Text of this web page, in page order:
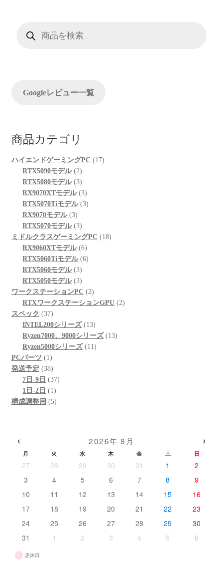
Googleレビュー一覧
商品カテゴリ
ハイエンドゲーミングPC 1717
RTX5090モデル 22
個
の
商
RTX5080モデル 33
個
の
品
RX9070XTモデル 33
個
品
RTX5070Tiモデル 33
商
品
RX9070モデル 33
個
の
商
品
RTX5070モデル 33
個
の
商
品
ミドルクラスゲーミングPC 1818
RX9060XTモデル 66
個
品
RTX5060Tiモデル 66
商
品
RTX5060モデル 33
個
の
商
RTX5050モデル 33
個
の
品
ワークステーションPC 22
個
商
品
RTXワークステーションGPU 22
スペック 3737
個
の
商
品
INTEL200シリーズ 1313
個
の
Ryzen7000、9000シリーズ 1313
Ryzen5000シリーズ 1111
PCパーツ 11
個
の
商
品
発送予定 3838
個
の
商
7日-9日 3737
1日-2日 11
個
構成調整用 55
‹ 2026年 8月 ›
月 火 水 木 金 土 日
27 28 29 30 31 1
2
3
4 5 6 7 8
9
10
11 12 13 14 15
16
17
18 19 20 21 22
23
24
25 26 27 28 29
30
31
1 2 3 4 5 6
店休日